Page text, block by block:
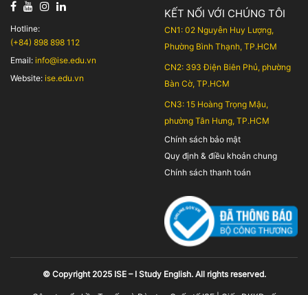
KẾT NỐI VỚI CHÚNG TÔI
CN1: 02 Nguyễn Huy Lượng,
Phường Bình Thạnh, TP.HCM
CN2: 393 Điện Biên Phủ, phường
Bàn Cờ, TP.HCM
CN3: 15 Hoàng Trọng Mậu,
phường Tân Hưng, TP.HCM
Chính sách bảo mật
Quy định & điều khoản chung
Chính sách thanh toán
Hotline:
(+84) 898 898 112
Email: info@ise.edu.vn
Website: ise.edu.vn
© Copyright 2025 ISE – I Study English. All rights reserved.